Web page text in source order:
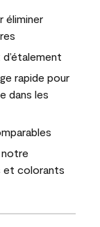
éliminer
rapide pour
dans les
, notre
et colorants